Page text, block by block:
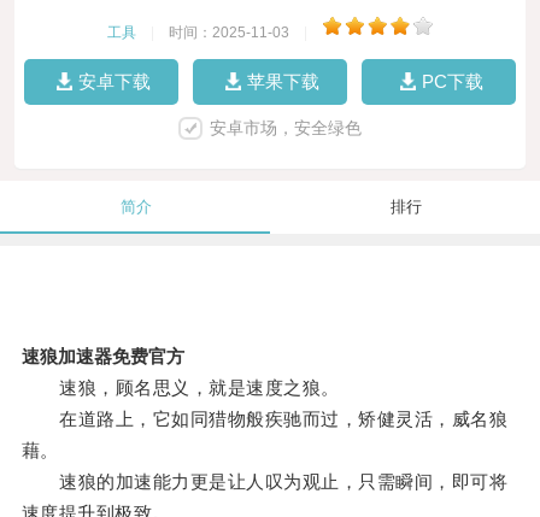
工具 时间：2025-11-03
安卓下载 苹果下载 PC下载
安卓市场，安全绿色
简介 排行
速狼加速器免费官方
速狼，顾名思义，就是速度之狼。
在道路上，它如同猎物般疾驰而过，矫健灵活，威名狼
藉。
速狼的加速能力更是让人叹为观止，只需瞬间，即可将